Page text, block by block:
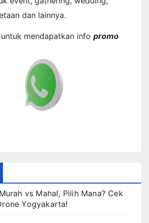
dan lainnya.
mendapatkan info promo
vs Mahal, Pilih Mana? Cek
Yogyakarta!